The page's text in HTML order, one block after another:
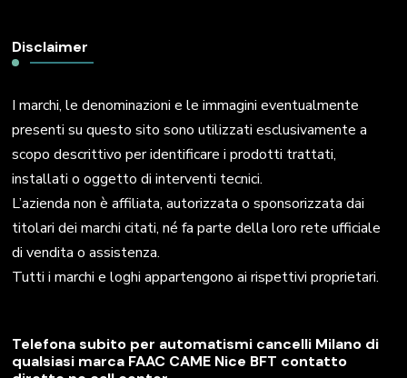
Disclaimer
I marchi, le denominazioni e le immagini eventualmente
presenti su questo sito sono utilizzati esclusivamente a
scopo descrittivo per identificare i prodotti trattati,
installati o oggetto di interventi tecnici.
L’azienda non è affiliata, autorizzata o sponsorizzata dai
titolari dei marchi citati, né fa parte della loro rete ufficiale
di vendita o assistenza.
Tutti i marchi e loghi appartengono ai rispettivi proprietari.
Telefona subito per automatismi cancelli Milano di
qualsiasi marca FAAC CAME Nice BFT contatto